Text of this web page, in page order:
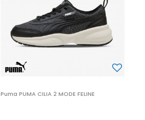
Puma PUMA CILIA 2 MODE FELINE